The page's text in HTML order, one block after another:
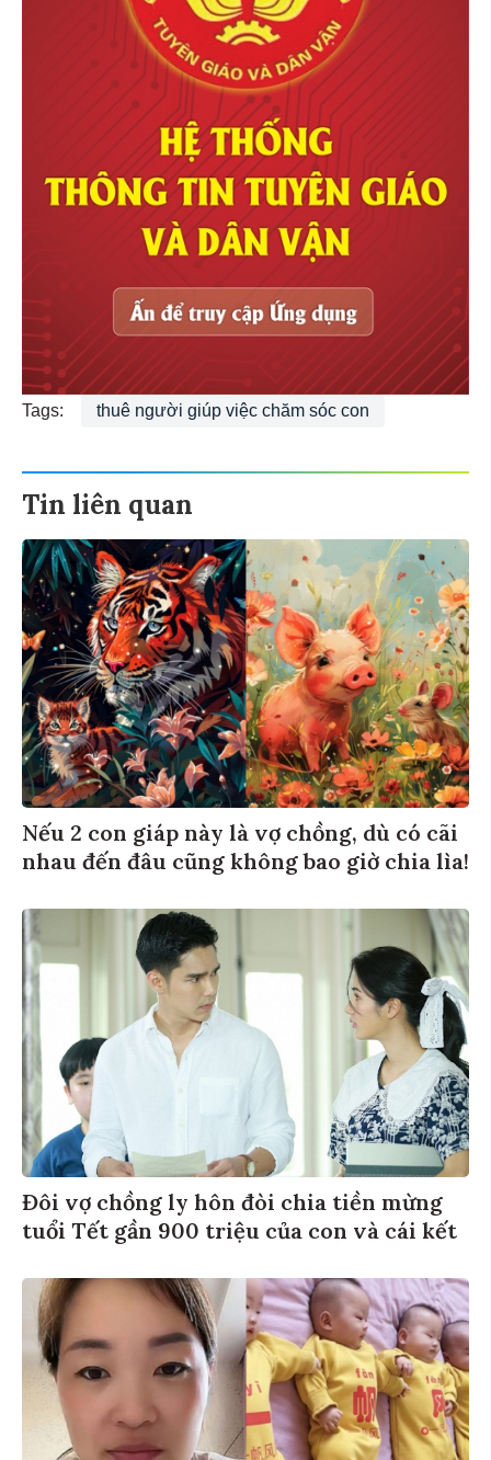
Tags: thuê người giúp việc chăm sóc con
Tin liên quan
Nếu 2 con giáp này là vợ chồng, dù có cãi
nhau đến đâu cũng không bao giờ chia lìa!
Đôi vợ chồng ly hôn đòi chia tiền mừng
tuổi Tết gần 900 triệu của con và cái kết